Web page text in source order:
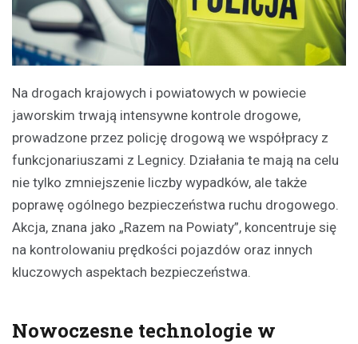
Na drogach krajowych i powiatowych w powiecie
jaworskim trwają intensywne kontrole drogowe,
prowadzone przez policję drogową we współpracy z
funkcjonariuszami z Legnicy. Działania te mają na celu
nie tylko zmniejszenie liczby wypadków, ale także
poprawę ogólnego bezpieczeństwa ruchu drogowego.
Akcja, znana jako „Razem na Powiaty”, koncentruje się
na kontrolowaniu prędkości pojazdów oraz innych
kluczowych aspektach bezpieczeństwa.
Nowoczesne technologie w